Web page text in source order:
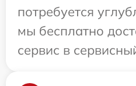
потребуется
мы бесплатно
сервис в